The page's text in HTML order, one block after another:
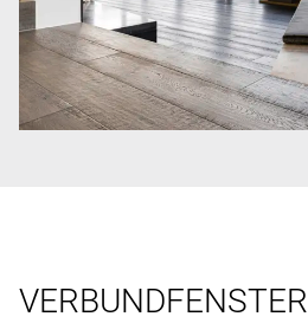
VERBUNDFENSTER